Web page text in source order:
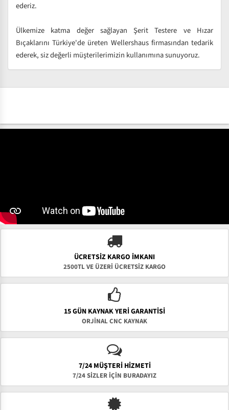
ederiz.
Ülkemize katma değer sağlayan Şerit Testere ve Hızar
Bıçaklarını Türkiye'de üreten Wellershaus firmasından tedarik
ederek, siz değerli müşterilerimizin kullanımına sunuyoruz.
ÜCRETSIZ KARGO İMKANI
2500TL VE ÜZERİ ÜCRETSİZ KARGO
15 GÜN KAYNAK YERI GARANTISI
ORJİNAL CNC KAYNAK
7/24 MÜŞTERİ HİZMETİ
7/24 SİZLER İÇİN BURADAYIZ